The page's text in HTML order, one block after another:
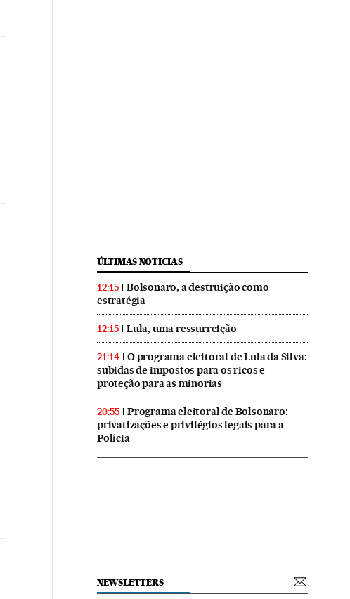
ÚLTIMAS NOTICIAS
12:15
Bolsonaro, a destruição como
estratégia
12:15 Lula, uma ressurreição
21:14
O programa eleitoral de Lula da Silva:
subidas de impostos para os ricos e
proteção para as minorias
20:55
Programa eleitoral de Bolsonaro:
privatizações e privilégios legais para a
Polícia
NEWSLETTERS